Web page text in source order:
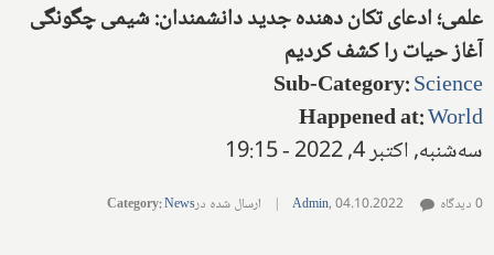
علمی؛ ادعای تکان دهنده جدید دانشمندان: شیمی چگونگی
آغاز حیات را کشف کردیم
Sub-Category:Science
Happened at:World
سه‌شنبه, اکتبر 4, 2022 - 19:15
Admin,04.10.2022
| ارسال شده در Category:News 0 دیدگاه